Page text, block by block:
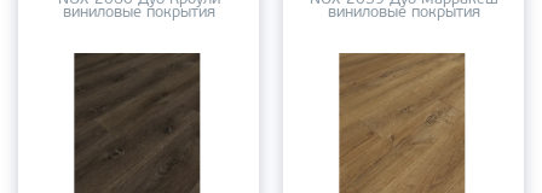
виниловые покрытия
виниловые покрытия